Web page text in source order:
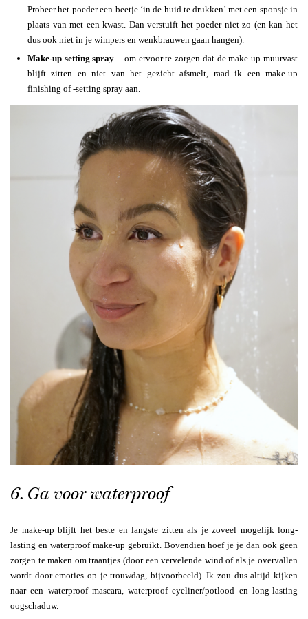
Probeer het poeder een beetje ‘in de huid te drukken’ met een sponsje in
plaats van met een kwast. Dan verstuift het poeder niet zo (en kan het
dus ook niet in je wimpers en wenkbrauwen gaan hangen).
Make-up setting spray – om ervoor te zorgen dat de make-up muurvast
blijft zitten en niet van het gezicht afsmelt, raad ik een make-up
finishing of -setting spray aan.
6. Ga voor waterproof
Je make-up blijft het beste en langste zitten als je zoveel mogelijk long-
lasting en waterproof make-up gebruikt. Bovendien hoef je je dan ook geen
zorgen te maken om traantjes (door een vervelende wind of als je overvallen
wordt door emoties op je trouwdag, bijvoorbeeld). Ik zou dus altijd kijken
naar een waterproof mascara, waterproof eyeliner/potlood en long-lasting
oogschaduw.